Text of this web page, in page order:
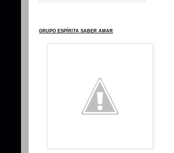
GRUPO ESPÍRITA SABER AMAR